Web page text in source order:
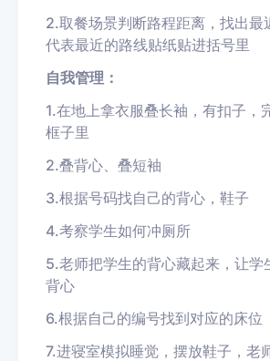
2.取餐场景判断路程距离，找出最
代表最近的路线贴纸贴进括号里
自我管理：
1.在地上拿衣服叠长袖，有扣子，
框子里
2.叠背心、叠短袖
3.根据号码找自己的背心，鞋子
4.考察学生如何冲厕所
5.老师把学生的背心藏起来，让学
背心
6.根据自己的编号找到对应的床位
7.进寝室模拟睡觉，摆放鞋子，老